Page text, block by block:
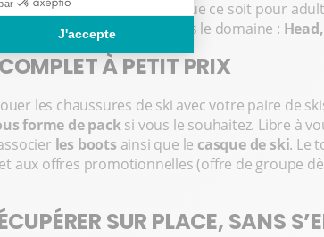
saison son parc
. Que ce soit pour
les marques phares dans le domaine :
À PETIT PRIX
les chaussures de ski avec votre paire de
forme de packsi vous le souhaitez. Libre à
les boots ainsi que le casque de ski. Le
aux offres promotionnelles (offre de groupe
SUR PLACE, SANS